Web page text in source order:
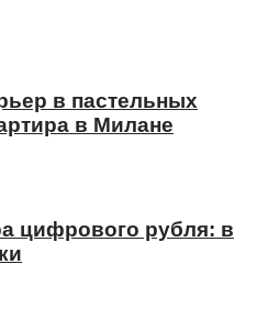
в пастельных
в Милане
цифрового рубля: в